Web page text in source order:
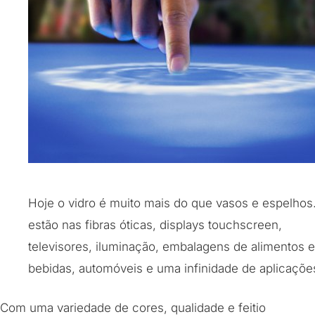
Hoje o vidro é muito mais do que vasos e
estão nas fibras óticas, displays touchscreen,
televisores, iluminação, embalagens de alimentos e
bebidas, automóveis e uma infinidade de
Com uma variedade de cores, qualidade e feitio